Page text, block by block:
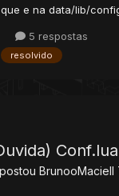
e na data/lib/
5 respostas
resolvido
Conf.lua
BrunooMaciell